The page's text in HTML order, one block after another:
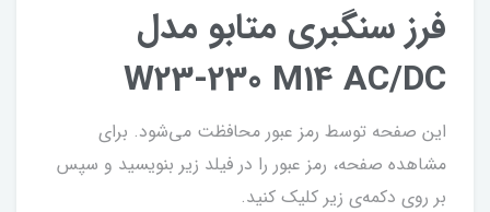
فرز سنگبری متابو مدل
W23-230 M14 AC/DC
این صفحه توسط رمز عبور محافظت می‌شود. برای
مشاهده صفحه، رمز عبور را در فیلد زیر بنویسید و سپس
بر روی دکمه‌ی زیر کلیک کنید.